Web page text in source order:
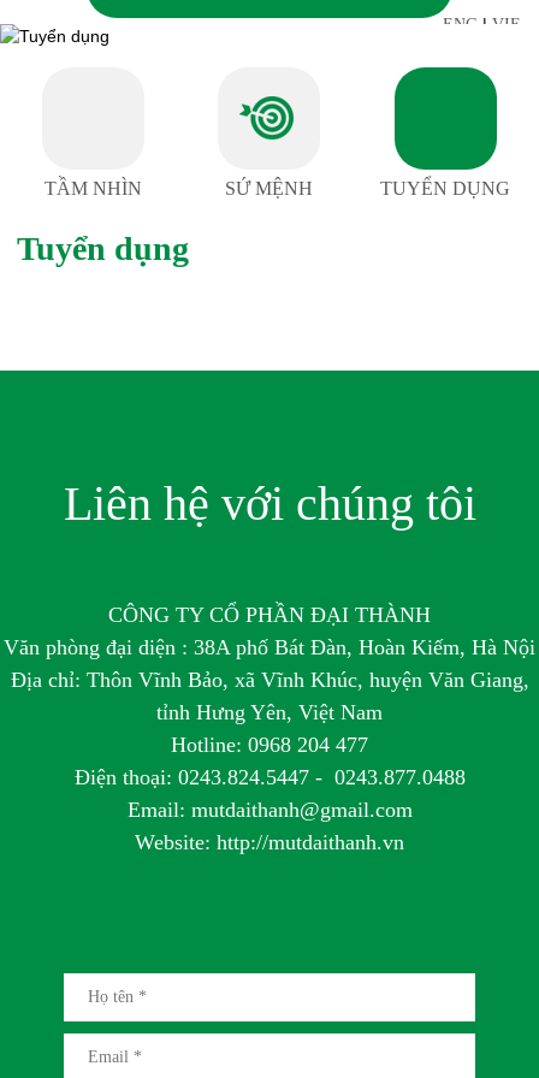
ENG | VIE
TẦM NHÌN SỨ MỆNH TUYỂN DỤNG
Tuyển dụng
Liên hệ với chúng tôi
CÔNG TY CỔ PHẦN ĐẠI THÀNH
Văn phòng đại diện : 38A phố Bát Đàn, Hoàn Kiếm, Hà Nội
Địa chỉ: Thôn Vĩnh Bảo, xã Vĩnh Khúc, huyện Văn Giang,
tỉnh Hưng Yên, Việt Nam
Hotline: 0968 204 477
Điện thoại: 0243.824.5447 - 0243.877.0488
Email: mutdaithanh@gmail.com
Website: http://mutdaithanh.vn